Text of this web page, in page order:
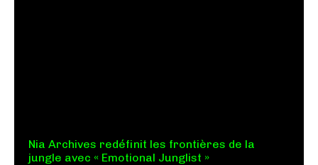
Nia Archives redéfinit les frontières de la
jungle avec « Emotional Junglist »